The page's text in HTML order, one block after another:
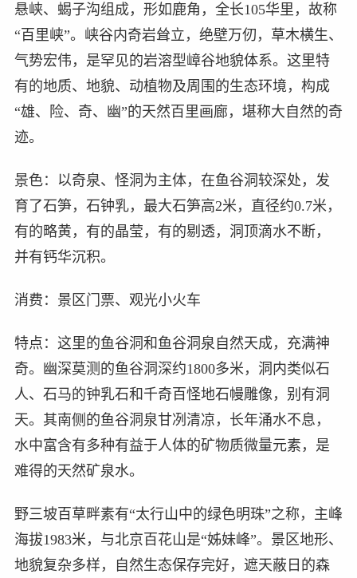
悬峡、蝎子沟组成，形如鹿角，全长105华里，故称
“百里峡”。峡谷内奇岩耸立，绝壁万仞，草木横生、
气势宏伟，是罕见的岩溶型嶂谷地貌体系。这里特
有的地质、地貌、动植物及周围的生态环境，构成
“雄、险、奇、幽”的天然百里画廊，堪称大自然的奇
迹。
景色：以奇泉、怪洞为主体，在鱼谷洞较深处，发
育了石笋，石钟乳，最大石笋高2米，直径约0.7米，
有的略黄，有的晶莹，有的剔透，洞顶滴水不断，
并有钙华沉积。
消费：景区门票、观光小火车
特点：这里的鱼谷洞和鱼谷洞泉自然天成，充满神
奇。幽深莫测的鱼谷洞深约1800多米，洞内类似石
人、石马的钟乳石和千奇百怪地石幔雕像，别有洞
天。其南侧的鱼谷洞泉甘冽清凉，长年涌水不息，
水中富含有多种有益于人体的矿物质微量元素，是
难得的天然矿泉水。
野三坡百草畔素有“太行山中的绿色明珠”之称，主峰
海拔1983米，与北京百花山是“姊妹峰”。景区地形、
地貌复杂多样，自然生态保存完好，遮天蔽日的森